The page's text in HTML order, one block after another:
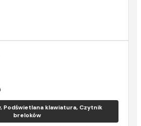
Podświetlana klawiatura, Czytnik
breloków